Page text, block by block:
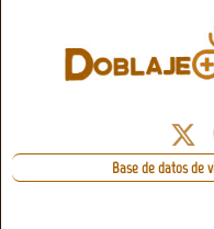
Base de datos de